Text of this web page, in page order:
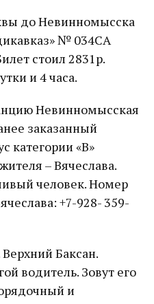
до Невинномысска
№ 034СА
стоил 2831р.
и 4 часа.
Невинномысская
заказанный
категории «B»
– Вячеслава.
человек. Номер
+7-928- 359-
Баксан.
водитель. Зовут его
и